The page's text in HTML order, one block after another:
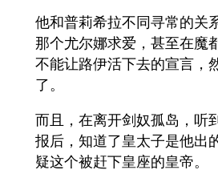
他和普莉希拉不同寻常的关
那个尤尔娜求爱，甚至在魔
不能让路伊活下去的宣言，
了。
而且，在离开剑奴孤岛，听
报后，知道了皇太子是他出
疑这个被赶下皇座的皇帝。